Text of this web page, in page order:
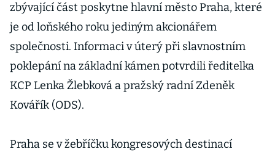
zbývající část poskytne hlavní město Praha, které
je od loňského roku jediným akcionářem
společnosti. Informaci v úterý při slavnostním
poklepání na základní kámen potvrdili ředitelka
KCP Lenka Žlebková a pražský radní Zdeněk
Kovářík (ODS).
Praha se v žebříčku kongresových destinací